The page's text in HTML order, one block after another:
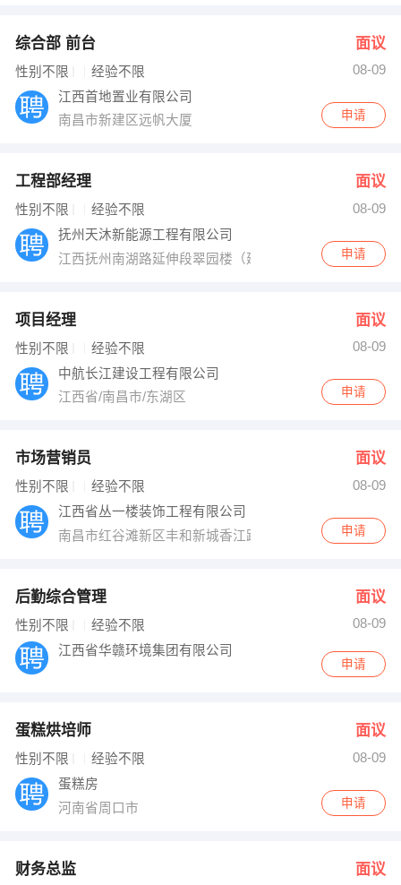
综合部 前台 面议
性别不限 经验不限
08-09
江西首地置业有限公司
南昌市新建区远帆大厦
申请
工程部经理 面议
性别不限 经验不限
08-09
抚州天沐新能源工程有限公司
江西抚州南湖路延伸段翠园楼（建鼎华城往南100米）
申请
项目经理 面议
性别不限 经验不限
08-09
中航长江建设工程有限公司
江西省/南昌市/东湖区
申请
市场营销员 面议
性别不限 经验不限
08-09
江西省丛一楼装饰工程有限公司
南昌市红谷滩新区丰和新城香江路162号丛一楼装饰二楼
申请
后勤综合管理 面议
性别不限 经验不限
08-09
江西省华赣环境集团有限公司
申请
蛋糕烘培师 面议
性别不限 经验不限
08-09
蛋糕房
河南省周口市
申请
财务总监 面议